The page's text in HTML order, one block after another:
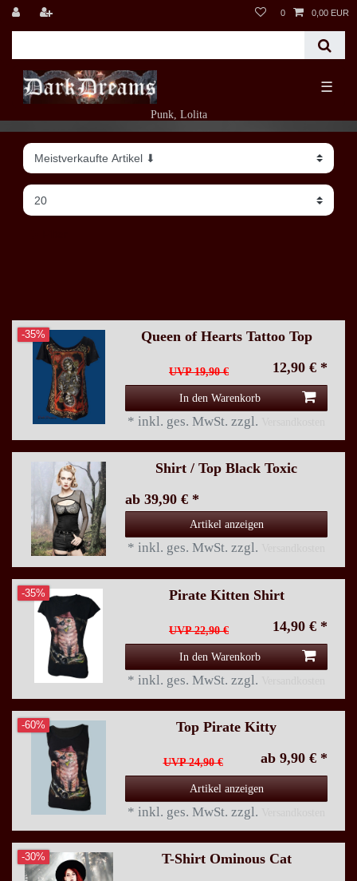
0 0,00 EUR
☰
Punk, Lolita
-35% Queen of Hearts Tattoo Top
UVP 19,90 € 12,90 € *
In den Warenkorb
* inkl. ges. MwSt. zzgl.
Shirt / Top Black Toxic
ab 39,90 € *
Artikel anzeigen
* inkl. ges. MwSt. zzgl.
-35% Pirate Kitten Shirt
UVP 22,90 € 14,90 € *
In den Warenkorb
* inkl. ges. MwSt. zzgl.
-60% Top Pirate Kitty
UVP 24,90 € ab 9,90 € *
Artikel anzeigen
* inkl. ges. MwSt. zzgl.
-30% T-Shirt Ominous Cat